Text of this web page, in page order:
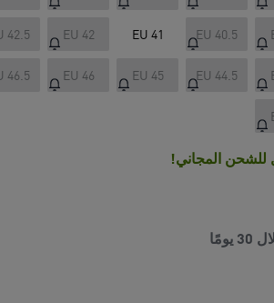
EU 40.5
EU 41
EU 42
42.5
EU 44.5
EU 45
EU 46
46.5
للشحن المجاني!